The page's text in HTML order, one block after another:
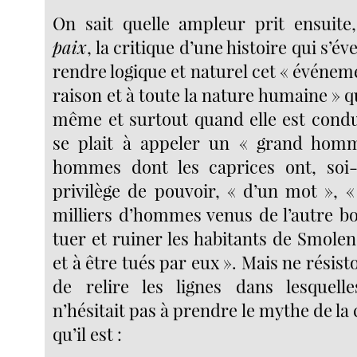
On sait quelle ampleur prit
paix, la critique d’une histoire qui
rendre logique et naturel cet «
raison et à toute la nature humaine »
même et surtout quand elle est
se plait à appeler un « grand
hommes dont les caprices ont,
privilège de pouvoir, « d’un mot »,
milliers d’hommes venus de l’autre
tuer et ruiner les habitants de
et à être tués par eux ». Mais ne
de relire les lignes dans
n’hésitait pas à prendre le mythe de
qu’il est :